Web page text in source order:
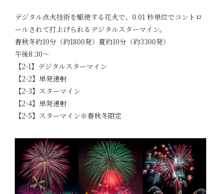
デジタル点火技術を駆使する花火で、0.01 秒単位でコントロ
ールされて打上げられるデジタルスターマイン。
春秋冬約10分（約1800発）夏約10分（約3300発）
午後8:30～
【2-1】デジタルスターマイン
【2-2】単発速射
【2-3】スターマイン
【2-4】単発速射
【2-5】スターマイン※春秋冬限定